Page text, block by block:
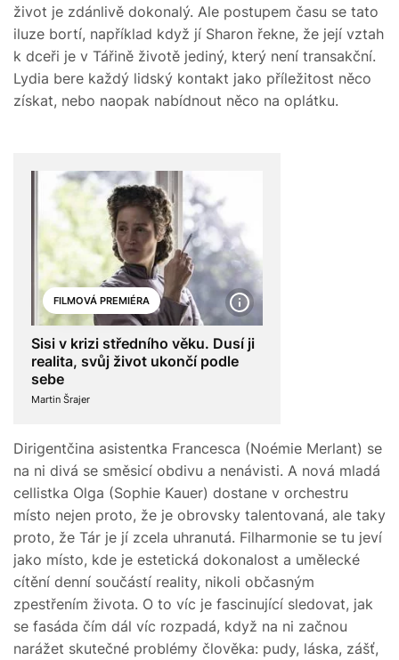
život je zdánlivě dokonalý. Ale postupem času se tato
iluze bortí, například když jí Sharon řekne, že její vztah
k dceři je v Tářině životě jediný, který není transakční.
Lydia bere každý lidský kontakt jako příležitost něco
získat, nebo naopak nabídnout něco na oplátku.
FILMOVÁ PREMIÉRA
Sisi v krizi středního věku. Dusí ji
realita, svůj život ukončí podle
sebe
Martin Šrajer
Dirigentčina asistentka Francesca (Noémie Merlant) se
na ni divá se směsicí obdivu a nenávisti. A nová mladá
cellistka Olga (Sophie Kauer) dostane v orchestru
místo nejen proto, že je obrovsky talentovaná, ale taky
proto, že Tár je jí zcela uhranutá. Filharmonie se tu jeví
jako místo, kde je estetická dokonalost a umělecké
cítění denní součástí reality, nikoli občasným
zpestřením života. O to víc je fascinující sledovat, jak
se fasáda čím dál víc rozpadá, když na ni začnou
narážet skutečné problémy člověka: pudy, láska, zášť,